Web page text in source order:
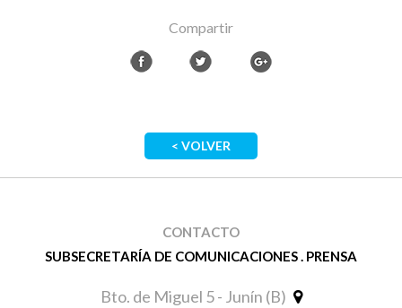
Compartir
< VOLVER
CONTACTO
SUBSECRETARÍA DE COMUNICACIONES . PRENSA
Bto. de Miguel 5 - Junín (B)